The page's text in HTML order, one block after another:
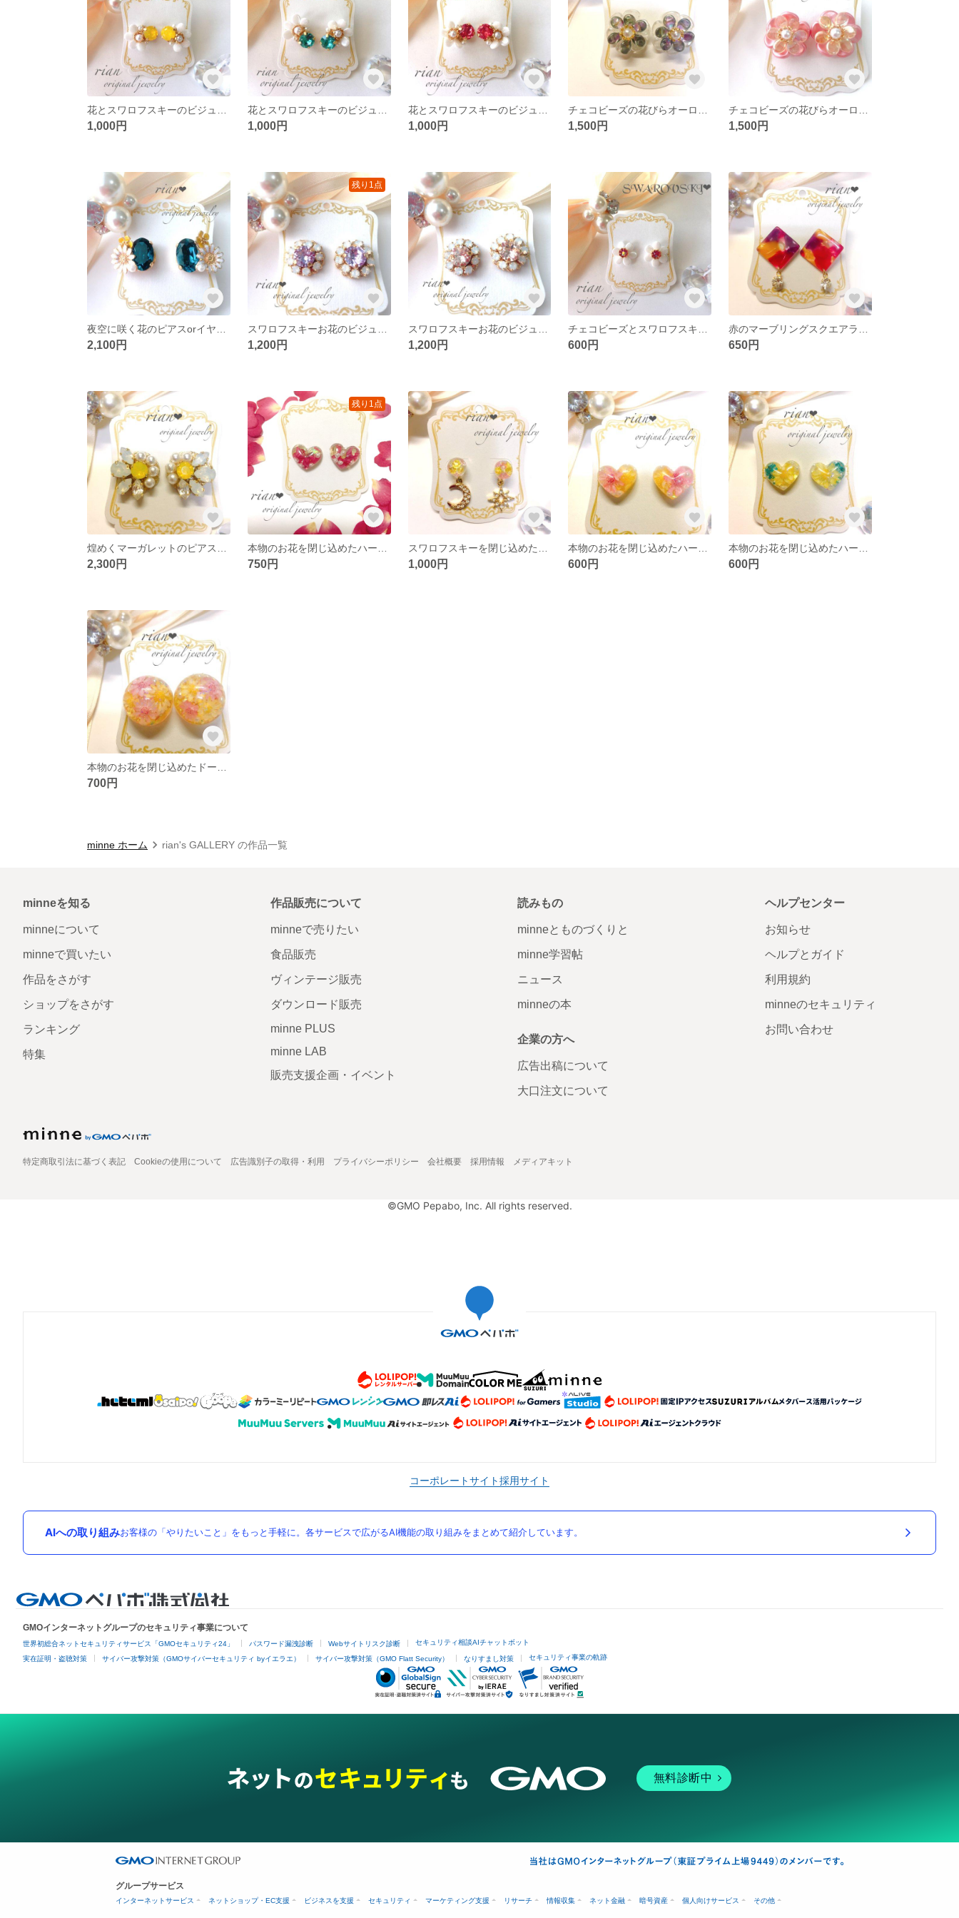
1,000円 1,000円 1,000円 1,500円 1,500円
2,100円
残り1点
1,200円 1,200円 600円 650円
2,300円
残り1点
750円 1,000円 600円 600円
700円
minne ホーム rian's GALLERY の作品一覧
minneを知る
minneについて
minneで買いたい
作品をさがす
ショップをさがす
ランキング
特集
作品販売について
minneで売りたい
食品販売
ヴィンテージ販売
ダウンロード販売
minne PLUS
minne LAB
販売支援企画・イベント
読みもの
minneとものづくりと
minne学習帖
ニュース
minneの本
企業の方へ
広告出稿について
大口注文について
ヘルプセンター
お知らせ
ヘルプとガイド
利用規約
minneのセキュリティ
お問い合わせ
特定商取引法に基づく表記 Cookieの使用について 広告識別子の取得・利用 プライバシーポリシー 会社概要 採用情報 メディアキット
©GMO Pepabo, Inc. All rights reserved.
コーポレートサイト採用サイト
AIへの取り組みお客様の「やりたいこと」をもっと手軽に。各サービスで広がるAI機能の取り組みをまとめて紹介しています。
GMOインターネットグループのセキュリティ事業について
世界初総合ネットセキュリティサービス「GMOセキュリティ24」 パスワード漏洩診断 Webサイトリスク診断 セキュリティ相談AIチャットボット
実在証明・盗聴対策 サイバー攻撃対策（GMOサイバーセキュリティ byイエラエ） サイバー攻撃対策（GMO Flatt Security） なりすまし対策 セキュリティ事業の軌跡
無料診断中
グループサービス
インターネットサービス ネットショップ・EC支援 ビジネスを支援 セキュリティ マーケティング支援 リサーチ 情報収集 ネット金融 暗号資産 個人向けサービス その他